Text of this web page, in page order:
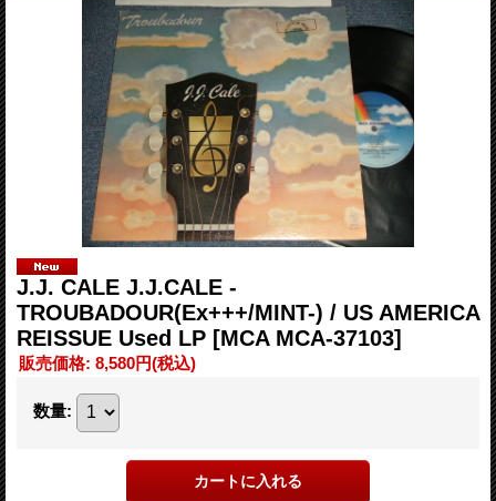
J.J. CALE J.J.CALE -
TROUBADOUR(Ex+++/MINT-) / US AMERICA
REISSUE Used LP [MCA MCA-37103]
販売価格: 8,580円(税込)
数量: